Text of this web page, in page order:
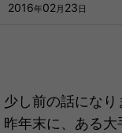
2016年02月 23 日
少し前の話になり
昨年末に、ある